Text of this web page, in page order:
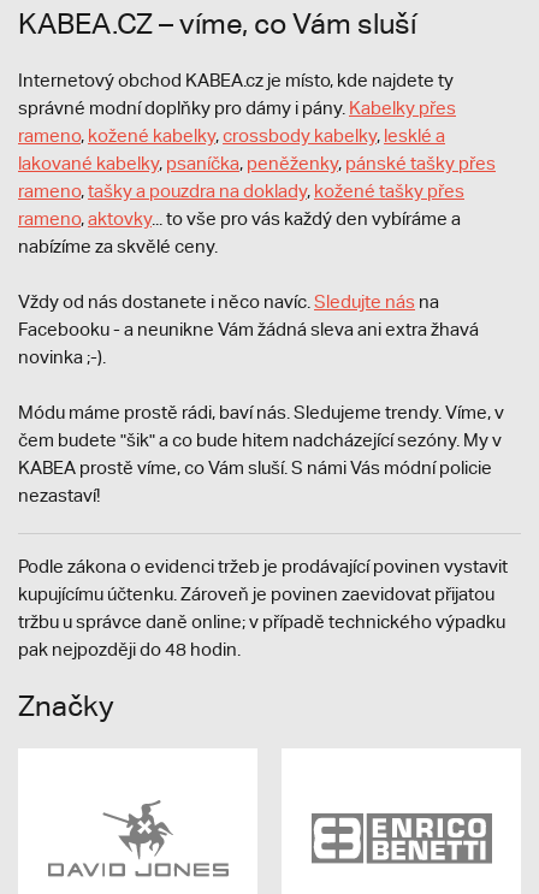
KABEA.CZ – víme, co Vám sluší
Internetový obchod KABEA.cz je místo, kde najdete ty
správné modní doplňky pro dámy i pány. Kabelky přes
rameno, kožené kabelky,crossbody kabelky, lesklé a
lakované kabelky, psaníčka, peněženky, pánské tašky přes
rameno,tašky a pouzdra na doklady, kožené tašky přes
rameno,aktovky... to vše pro vás každý den vybíráme a
nabízíme za skvělé ceny.
Vždy od nás dostanete i něco navíc. Sledujte nás na
Facebooku - a neunikne Vám žádná sleva ani extra žhavá
novinka ;-).
Módu máme prostě rádi, baví nás. Sledujeme trendy. Víme, v
čem budete "šik" a co bude hitem nadcházející sezóny. My v
KABEA prostě víme, co Vám sluší. S námi Vás módní policie
nezastaví!
Podle zákona o evidenci tržeb je prodávající povinen vystavit
kupujícímu účtenku. Zároveň je povinen zaevidovat přijatou
tržbu u správce daně online; v případě technického výpadku
pak nejpozději do 48 hodin.
Značky